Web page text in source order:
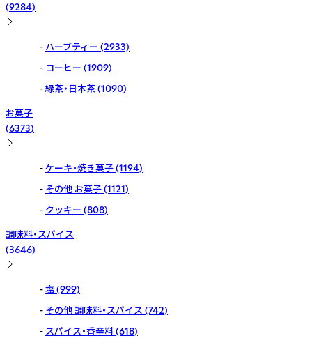
(9284)
ハーブティー (2933)
コーヒー (1909)
緑茶・日本茶(1090)
お菓子
(6373)
ケーキ・焼き菓子(1194)
その他 お菓子(1121)
クッキー (808)
調味料・スパイス
(3646)
塩(999)
その他 調味料・スパイス (742)
スパイス・香辛料(618)